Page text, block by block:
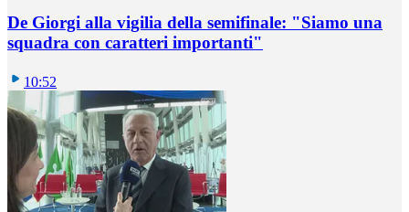
De Giorgi alla vigilia della semifinale: "Siamo una
squadra con caratteri importanti"
10:52